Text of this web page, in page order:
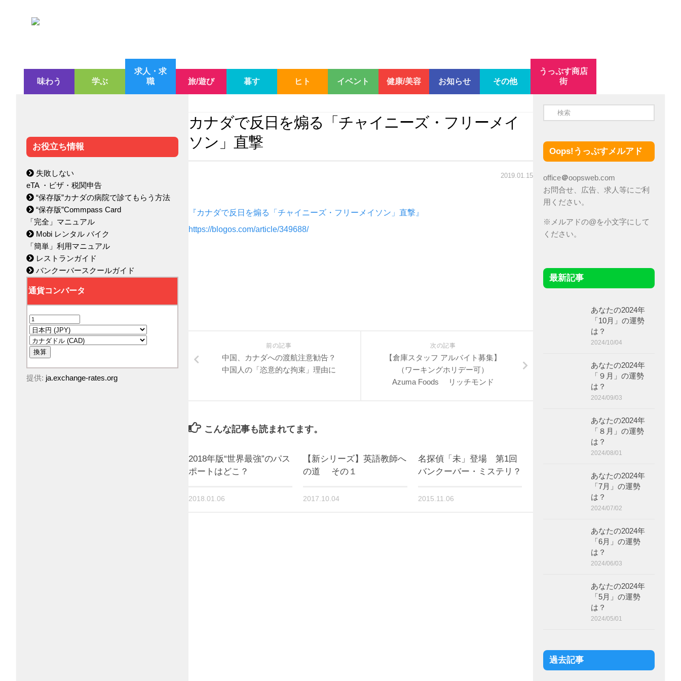
味わう 学ぶ
求人・求
職
旅/遊び 暮す ヒト イベント 健康/美容 お知らせ その他
うっぷす商店
街
カナダで反日を煽る「チャイニーズ・フリーメイ
ソン」直撃
2019.01.15
『カナダで反日を煽る「チャイニーズ・フリーメイソン」直撃』
https://blogos.com/article/349688/
次の記事
【倉庫スタッフ アルバイト募集】
（ワーキングホリデー可）
Azuma Foods リッチモンド
前の記事
中国、カナダへの渡航注意勧告？
中国人の「恣意的な拘束」理由に
こんな記事も読まれてます。
2018年版“世界最強”のパス
ポートはどこ？
2018.01.06
【新シリーズ】英語教師へ
の道 その１
2017.10.04
名探偵「未」登場 第1回
バンクーバー・ミステリ？
2015.11.06
お役立ち情報
失敗しない
eTA ・ビザ・税関申告
“保存版”カナダの病院で診てもらう方法
“保存版”Commpass Card
「完全」マニュアル
Mobi レンタル バイク
「簡単」利用マニュアル
レストランガイド
バンクーバースクールガイド
提供: ja.exchange-rates.org
Oops!うっぷすメルアド
office＠oopsweb.com
お問合せ、広告、求人等にご利
用ください。
※メルアドの@を小文字にして
ください。
最新記事
あなたの2024年
「10月」の運勢
は？
2024/10/04
あなたの2024年
「９月」の運勢
は？
2024/09/03
あなたの2024年
「８月」の運勢
は？
2024/08/01
あなたの2024年
「7月」の運勢
は？
2024/07/02
あなたの2024年
「6月」の運勢
は？
2024/06/03
あなたの2024年
「5月」の運勢
は？
2024/05/01
過去記事